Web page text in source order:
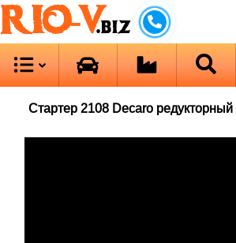
RIO-V.biz
Стартер 2108 Decaro